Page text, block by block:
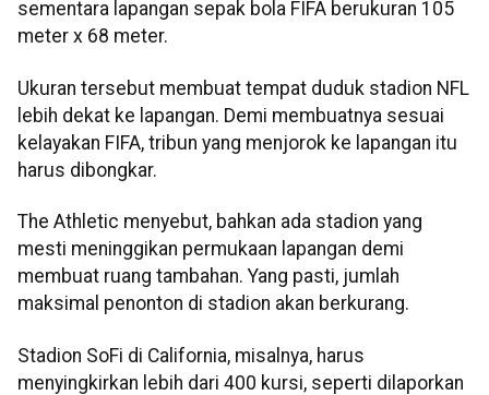
sementara lapangan sepak bola FIFA berukuran 105
meter x 68 meter.
Ukuran tersebut membuat tempat duduk stadion NFL
lebih dekat ke lapangan. Demi membuatnya sesuai
kelayakan FIFA, tribun yang menjorok ke lapangan itu
harus dibongkar.
The Athletic menyebut, bahkan ada stadion yang
mesti meninggikan permukaan lapangan demi
membuat ruang tambahan. Yang pasti, jumlah
maksimal penonton di stadion akan berkurang.
Stadion SoFi di California, misalnya, harus
menyingkirkan lebih dari 400 kursi, seperti dilaporkan